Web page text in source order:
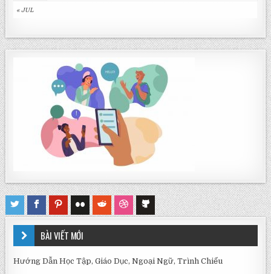
« JUL
BÀI VIẾT MỚI
Hướng Dẫn Học Tập, Giáo Dục, Ngoại Ngữ, Trình Chiếu